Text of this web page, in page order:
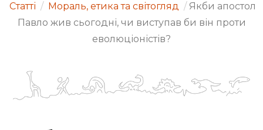
Статті / Мораль, етика та світогляд / Якби апостол
Павло жив сьогодні, чи виступав би він проти
еволюціоністів?